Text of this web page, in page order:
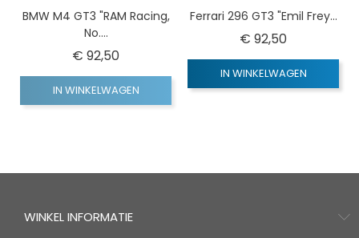
BMW M4 GT3 "RAM Racing,
No....
€ 92,50
IN WINKELWAGEN
Ferrari 296 GT3 "Emil Frey...
€ 92,50
IN WINKELWAGEN
WINKEL INFORMATIE